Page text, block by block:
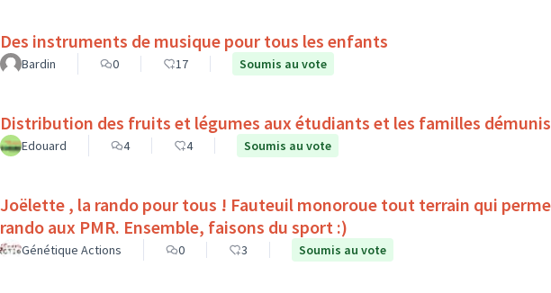
Des instruments de musique pour tous les enfants
Bardin 0 17 Soumis au vote
Distribution des fruits et légumes aux étudiants et les familles démunis
Edouard 4 4 Soumis au vote
Joëlette , la rando pour tous ! Fauteuil monoroue tout terrain qui permet la pratique de la
rando aux PMR. Ensemble, faisons du sport :)
Génétique Actions 0 3 Soumis au vote